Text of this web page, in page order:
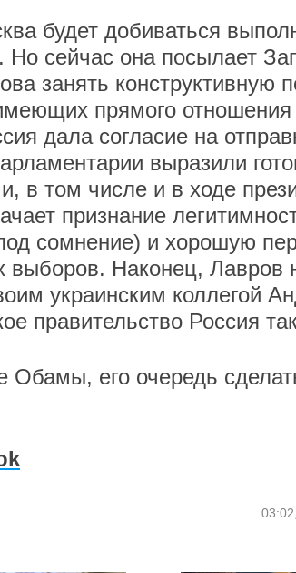
будет добиваться
Но сейчас она посылает
занять конструктивную
прямого отношения
дала согласие на
выразили
в том числе и в ходе
признание
сомнение) и хорошую
выборов. Наконец, Лавров
украинским коллегой
правительство Россия
Обамы, его очередь